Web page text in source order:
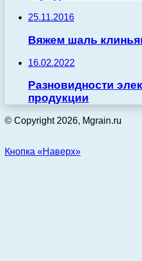
25.11.2016
Вяжем шаль
16.02.2022
Разновидности
продукции
© Copyright 2026, Mgrain.ru
Кнопка «Наверх»